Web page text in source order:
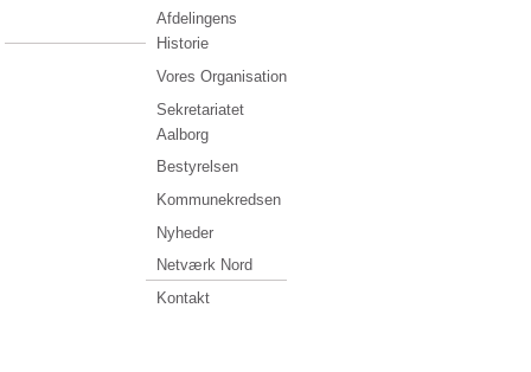
Afdelingens
Historie
Vores Organisation
Sekretariatet
Aalborg
Bestyrelsen
Kommunekredsen
Nyheder
Netværk Nord
Kontakt